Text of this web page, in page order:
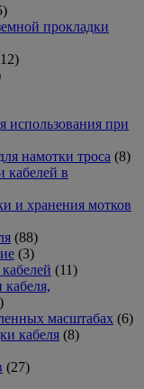
5
товаровпрокладки
1212
использования при
намотки троса 88
кабелей в
и хранения мотков
8888
товаров
33
товара
1111
товаровмасштабах 66
кабеля 88
2727